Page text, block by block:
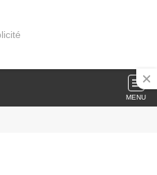
MENU